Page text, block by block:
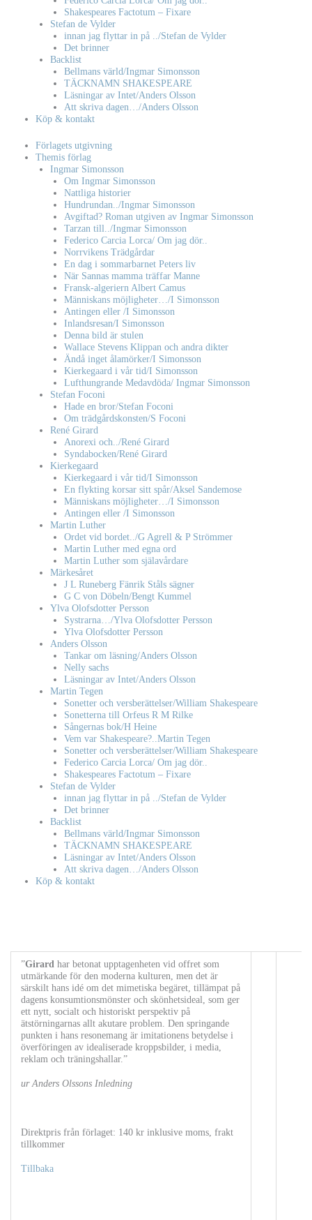
Shakespeares Factotum – Fixare
Stefan de Vylder
innan jag flyttar in på ../Stefan de Vylder
Det brinner
Backlist
Bellmans värld/Ingmar Simonsson
TÄCKNAMN SHAKESPEARE
Läsningar av Intet/Anders Olsson
Att skriva dagen…/Anders Olsson
Köp & kontakt
Förlagets utgivning
Themis förlag
Ingmar Simonsson
Om Ingmar Simonsson
Nattliga historier
Hundrundan../Ingmar Simonsson
Avgiftad? Roman utgiven av Ingmar Simonsson
Tarzan till../Ingmar Simonsson
Federico Carcia Lorca/ Om jag dör..
Norrvikens Trädgårdar
En dag i sommarbarnet Peters liv
När Sannas mamma träffar Manne
Fransk-algeriern Albert Camus
Människans möjligheter…/I Simonsson
Antingen eller /I Simonsson
Inlandsresan/I Simonsson
Denna bild är stulen
Wallace Stevens Klippan och andra dikter
Ändå inget ålamörker/I Simonsson
Kierkegaard i vår tid/I Simonsson
Lufthungrande Medavdöda/ Ingmar Simonsson
Stefan Foconi
Hade en bror/Stefan Foconi
Om trädgårdskonsten/S Foconi
René Girard
Anorexi och../René Girard
Syndabocken/René Girard
Kierkegaard
Kierkegaard i vår tid/I Simonsson
En flykting korsar sitt spår/Aksel Sandemose
Människans möjligheter…/I Simonsson
Antingen eller /I Simonsson
Martin Luther
Ordet vid bordet../G Agrell & P Strömmer
Martin Luther med egna ord
Martin Luther som själavårdare
Märkesåret
J L Runeberg Fänrik Ståls sägner
G C von Döbeln/Bengt Kummel
Ylva Olofsdotter Persson
Systrarna…/Ylva Olofsdotter Persson
Ylva Olofsdotter Persson
Anders Olsson
Tankar om läsning/Anders Olsson
Nelly sachs
Läsningar av Intet/Anders Olsson
Martin Tegen
Sonetter och versberättelser/William Shakespeare
Sonetterna till Orfeus R M Rilke
Sångernas bok/H Heine
Vem var Shakespeare?..Martin Tegen
Sonetter och versberättelser/William Shakespeare
Federico Carcia Lorca/ Om jag dör..
Shakespeares Factotum – Fixare
Stefan de Vylder
innan jag flyttar in på ../Stefan de Vylder
Det brinner
Backlist
Bellmans värld/Ingmar Simonsson
TÄCKNAMN SHAKESPEARE
Läsningar av Intet/Anders Olsson
Att skriva dagen…/Anders Olsson
Köp & kontakt
”Girard har betonat upptagenheten vid offret som
utmärkande för den moderna kulturen, men det är
särskilt hans idé om det mimetiska begäret, tillämpat på
dagens konsumtionsmönster och skönhetsideal, som ger
ett nytt, socialt och historiskt perspektiv på
ätstörningarnas allt akutare problem. Den springande
punkten i hans resonemang är imitationens betydelse i
överföringen av idealiserade kroppsbilder, i media,
reklam och träningshallar.”
ur Anders Olssons Inledning
Direktpris från förlaget: 140 kr inklusive moms, frakt
tillkommer
Tillbaka